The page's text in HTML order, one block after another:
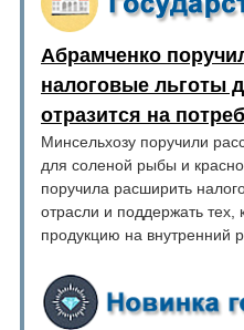
Абрамченко
налоговые льготы
отразится на
Минсельхозу поручили
для соленой рыбы и
поручила расширить
отрасли и поддержать тех,
продукцию на внутренний